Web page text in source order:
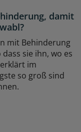
damit
mit Behinderung
sie ihn, wo es
erklärt im
so groß sind